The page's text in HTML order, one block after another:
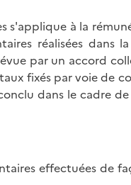
s'applique à la
réalisées
par un accord
fixés par voie de
dans le cadre
effectuées de